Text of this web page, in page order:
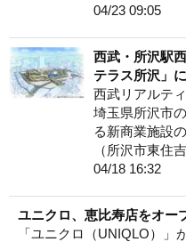
04/23 09:05
西武・所沢駅
テラス所沢」
西武リアルテ
埼玉県所沢市
る新商業施設
（所沢市東住
04/18 16:32
ユニクロ、恵比寿店をオー
「ユニクロ（UNIQLO）」